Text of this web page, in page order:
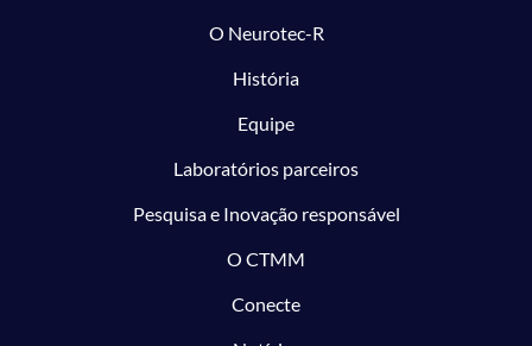
O Neurotec-R
História
Equipe
Laboratórios parceiros
Pesquisa e Inovação responsável
O CTMM
Conecte